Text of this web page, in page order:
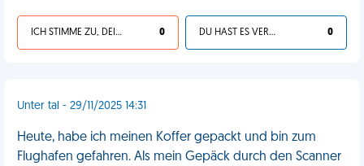
ICH STIMME ZU, DEIN LEBEN IST SCHEISSE 0 DU HAST ES VERDIENT 0
Unter tal - 29/11/2025 14:31
Heute, habe ich meinen Koffer gepackt und bin zum
Flughafen gefahren. Als mein Gepäck durch den Scanner